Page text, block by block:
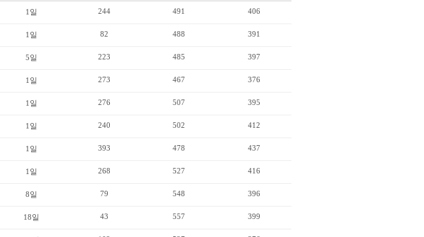
1일 244 491 406
1일 82 488 391
5일 223 485 397
1일 273 467 376
1일 276 507 395
1일 240 502 412
1일 393 478 437
1일 268 527 416
8일 79 548 396
18일 43 557 399